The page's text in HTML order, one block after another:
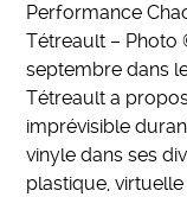
Performance
Tétreault – Photo
septembre dans
Tétreault a
imprévisible
vinyle dans ses
plastique, virtuelle